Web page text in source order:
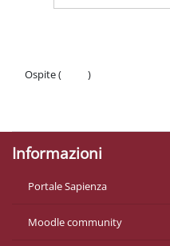
Ospite (
)
Informazioni
Portale Sapienza
Moodle community